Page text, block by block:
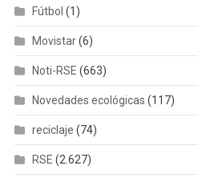
Fútbol (1)
Movistar(6)
Noti-RSE (663)
Novedades ecológicas (117)
reciclaje (74)
RSE (2.627)